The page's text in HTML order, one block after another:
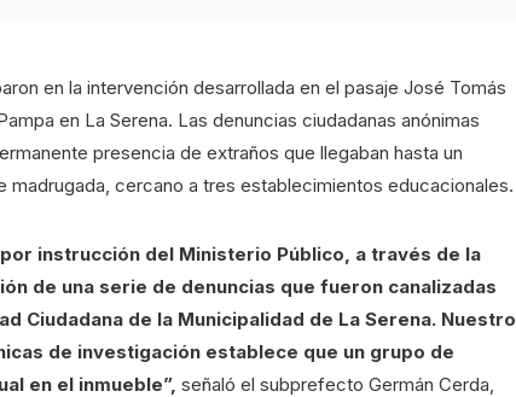
en la intervención desarrollada en el pasaje José Tomás
en La Serena. Las denuncias ciudadanas anónimas
presencia de extraños que llegaban hasta un
madrugada, cercano a tres establecimientos educacionales.
instrucción del Ministerio Público, a través de la
de una serie de denuncias que fueron canalizadas
Ciudadana de la Municipalidad de La Serena. Nuestro
de investigación establece que un grupo de
en el inmueble”, señaló el subprefecto Germán Cerda,